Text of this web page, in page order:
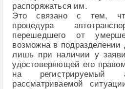
распоряжаться им.
Это связано с тем, что
процедура
перешедшего от
возможна в подразделении
лишь при наличии у
удостоверяющей его
на регистрируемый
рассматриваемой